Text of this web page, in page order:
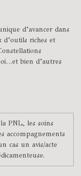
d’avancer dans
riches et
bien d’autres
PNL, les soins
accompagnements
cas un avis/acte